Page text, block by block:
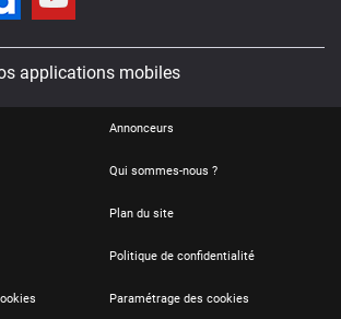
applications mobiles
Annonceurs
Qui sommes-nous ?
Plan du site
Politique de confidentialité
Paramétrage des cookies